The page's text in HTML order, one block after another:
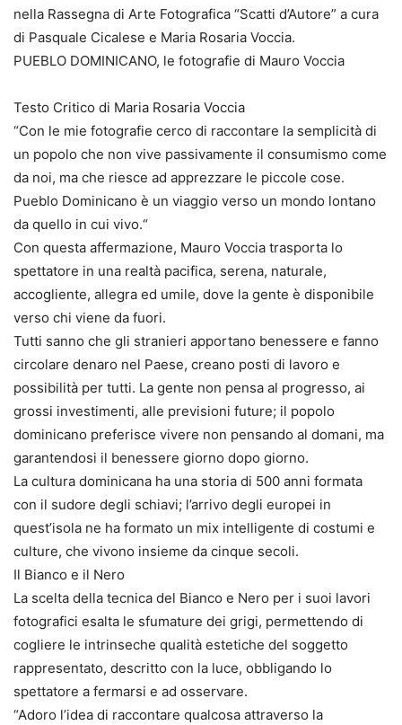
nella Rassegna di Arte Fotografica “Scatti d’Autore” a cura
di Pasquale Cicalese e Maria Rosaria Voccia.
PUEBLO DOMINICANO, le fotografie di Mauro Voccia
Testo Critico di Maria Rosaria Voccia
“Con le mie fotografie cerco di raccontare la semplicità di
un popolo che non vive passivamente il consumismo come
da noi, ma che riesce ad apprezzare le piccole cose.
Pueblo Dominicano è un viaggio verso un mondo lontano
da quello in cui vivo.“
Con questa affermazione, Mauro Voccia trasporta lo
spettatore in una realtà pacifica, serena, naturale,
accogliente, allegra ed umile, dove la gente è disponibile
verso chi viene da fuori.
Tutti sanno che gli stranieri apportano benessere e fanno
circolare denaro nel Paese, creano posti di lavoro e
possibilità per tutti. La gente non pensa al progresso, ai
grossi investimenti, alle previsioni future; il popolo
dominicano preferisce vivere non pensando al domani, ma
garantendosi il benessere giorno dopo giorno.
La cultura dominicana ha una storia di 500 anni formata
con il sudore degli schiavi; l’arrivo degli europei in
quest’isola ne ha formato un mix intelligente di costumi e
culture, che vivono insieme da cinque secoli.
Il Bianco e il Nero
La scelta della tecnica del Bianco e Nero per i suoi lavori
fotografici esalta le sfumature dei grigi, permettendo di
cogliere le intrinseche qualità estetiche del soggetto
rappresentato, descritto con la luce, obbligando lo
spettatore a fermarsi e ad osservare.
“Adoro l’idea di raccontare qualcosa attraverso la